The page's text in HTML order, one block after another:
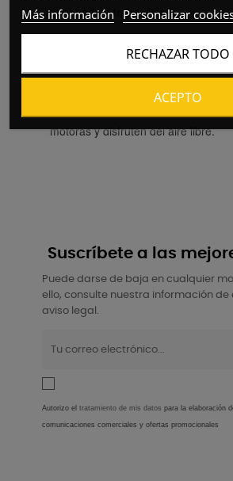
brindándote tranquilidad.
motoras y disfruten del aire libre.
Suscríbete a las
Puede darse de baja en cualquier
ello, consulte nuestra información de
aviso legal.
Autorizo el tratamiento de mis datos para la elaboración
comunicaciones comerciales y ofertas promocionales
Más información Personalizar
RECHAZAR TODO
ACEPTO